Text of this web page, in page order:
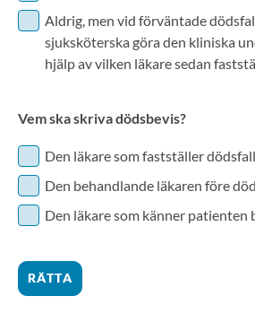
Aldrig, men vid förväntade
sjuksköterska göra den kliniska
hjälp av vilken läkare sedan
Vem ska skriva dödsbevis?
Den läkare som fastställer
Den behandlande läkaren före
Den läkare som känner patienten
RÄTTA